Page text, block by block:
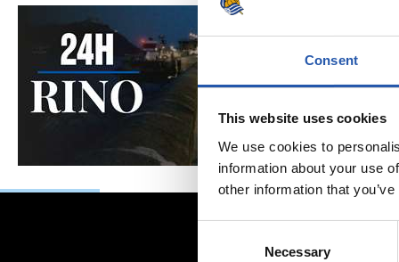
Consent
This website uses cookies
We use cookies to
information about your use
other information that
Necessary